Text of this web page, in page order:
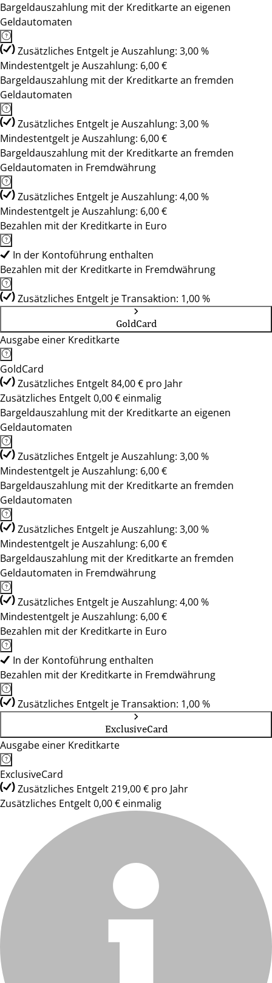
Bargeldauszahlung mit der Kreditkarte an eigenen
Geldautomaten
Zusätzliches Entgelt je Auszahlung: 3,00 %
Mindestentgelt je Auszahlung: 6,00 €
Bargeldauszahlung mit der Kreditkarte an fremden
Geldautomaten
Zusätzliches Entgelt je Auszahlung: 3,00 %
Mindestentgelt je Auszahlung: 6,00 €
Bargeldauszahlung mit der Kreditkarte an fremden
Geldautomaten in Fremdwährung
Zusätzliches Entgelt je Auszahlung: 4,00 %
Mindestentgelt je Auszahlung: 6,00 €
Bezahlen mit der Kreditkarte in Euro
In der Kontoführung enthalten
Bezahlen mit der Kreditkarte in Fremdwährung
Zusätzliches Entgelt je Transaktion: 1,00 %
GoldCard
Ausgabe einer Kreditkarte
GoldCard
Zusätzliches Entgelt 84,00 € pro Jahr
Zusätzliches Entgelt 0,00 € einmalig
Bargeldauszahlung mit der Kreditkarte an eigenen
Geldautomaten
Zusätzliches Entgelt je Auszahlung: 3,00 %
Mindestentgelt je Auszahlung: 6,00 €
Bargeldauszahlung mit der Kreditkarte an fremden
Geldautomaten
Zusätzliches Entgelt je Auszahlung: 3,00 %
Mindestentgelt je Auszahlung: 6,00 €
Bargeldauszahlung mit der Kreditkarte an fremden
Geldautomaten in Fremdwährung
Zusätzliches Entgelt je Auszahlung: 4,00 %
Mindestentgelt je Auszahlung: 6,00 €
Bezahlen mit der Kreditkarte in Euro
In der Kontoführung enthalten
Bezahlen mit der Kreditkarte in Fremdwährung
Zusätzliches Entgelt je Transaktion: 1,00 %
ExclusiveCard
Ausgabe einer Kreditkarte
ExclusiveCard
Zusätzliches Entgelt 219,00 € pro Jahr
Zusätzliches Entgelt 0,00 € einmalig